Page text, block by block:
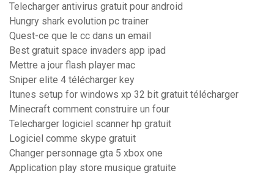
Telecharger antivirus gratuit pour android
Hungry shark evolution pc trainer
Quest-ce que le cc dans un email
Best gratuit space invaders app ipad
Mettre a jour flash player mac
Sniper elite 4 télécharger key
Itunes setup for windows xp 32 bit gratuit télécharger
Minecraft comment construire un four
Telecharger logiciel scanner hp gratuit
Logiciel comme skype gratuit
Changer personnage gta 5 xbox one
Application play store musique gratuite